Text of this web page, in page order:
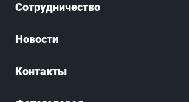
Сотрудничество
Новости
Контакты